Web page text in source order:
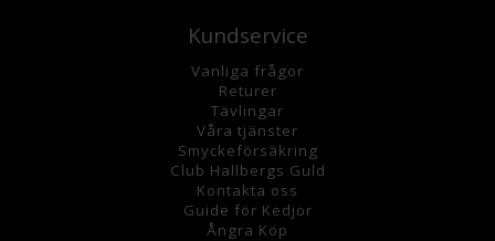
Kundservice
Vanliga frågor
Returer
Tävlingar
Våra tjänster
Smyckeförsäkring
Club Hallbergs Guld
Kontakta oss
Guide för Kedjor
Ångra Köp